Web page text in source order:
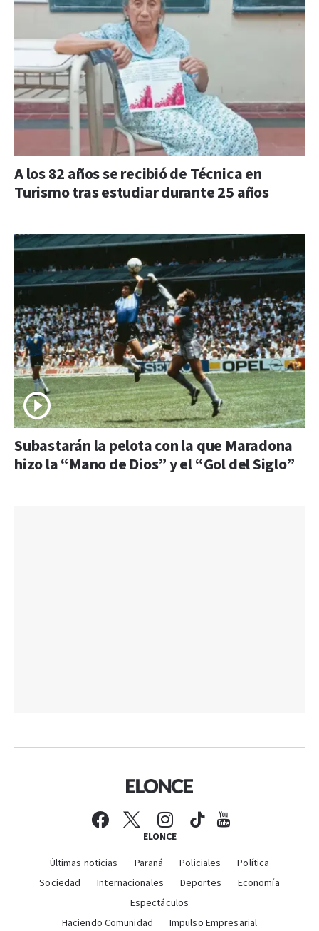
A los 82 años se recibió de Técnica en
Turismo tras estudiar durante 25 años
Subastarán la pelota con la que Maradona
hizo la “Mano de Dios” y el “Gol del Siglo”
ELONCE
Últimas noticias Paraná Policiales
Política
Sociedad
Internacionales Deportes
Economía
Espectáculos
Haciendo Comunidad
Impulso Empresarial